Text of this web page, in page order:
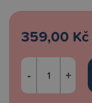
359,00 Kč
- +